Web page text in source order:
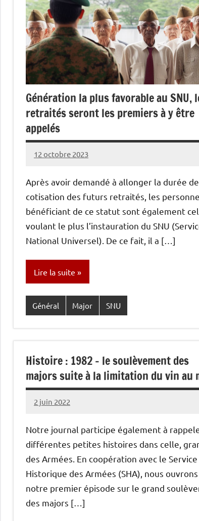
Génération la plus favorable au SNU,
retraités seront les premiers à y être
appelés
12 octobre 2023
Caporal
Aucun
Après avoir demandé à allonger la durée de
cotisation des futurs retraités, les
bénéficiant de ce statut sont également
voulant le plus l’instauration du SNU
National Universel). De ce fait, il a […]
Lire la suite
Général Major SNU
Histoire : 1982 – le soulèvement des
majors suite à la limitation du vin au
2 juin 2022
Caporal
Aucun
Notre journal participe également à
différentes petites histoires dans celle,
des Armées. En coopération avec le Service
Historique des Armées (SHA), nous ouvrons
notre premier épisode sur le grand
des majors […]